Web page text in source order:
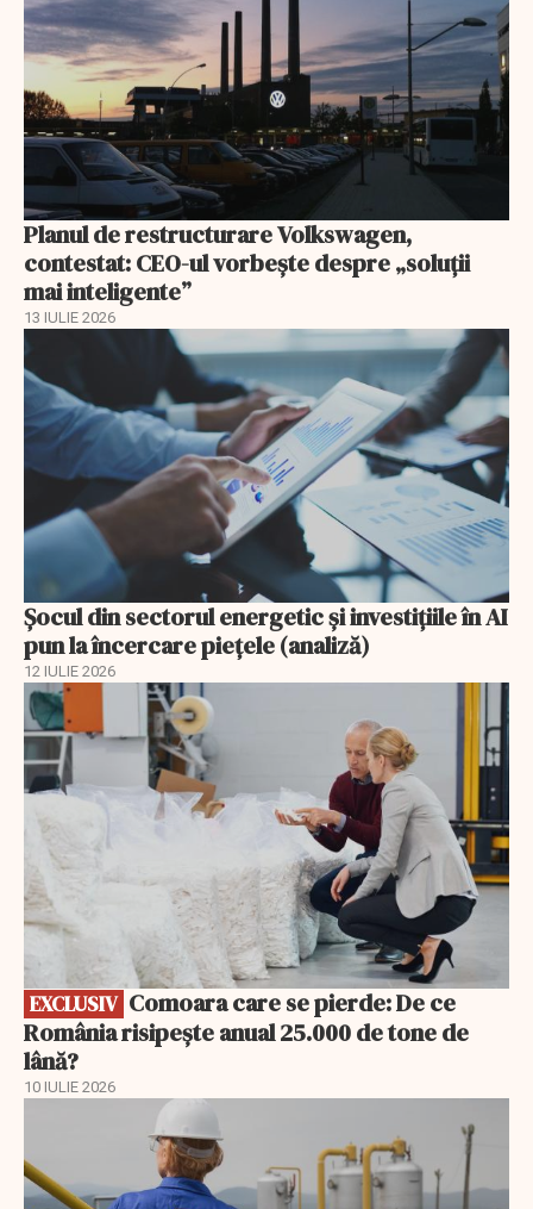
Planul de restructurare Volkswagen,
contestat: CEO-ul vorbește despre „soluții
mai inteligente”
13 IULIE 2026
Șocul din sectorul energetic și investițiile în AI
pun la încercare piețele (analiză)
12 IULIE 2026
EXCLUSIV
EXCLUSIV
România risipește anual 25.000 de tone de
lână?
10 IULIE 2026